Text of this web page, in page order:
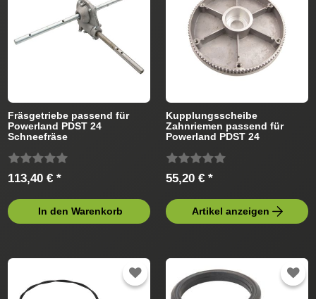
Fräsgetriebe passend für
Powerland PDST 24
Schneefräse
113,40 € *
In den Warenkorb
Kupplungsscheibe
Zahnriemen passend für
Powerland PDST 24
55,20 € *
Artikel anzeigen